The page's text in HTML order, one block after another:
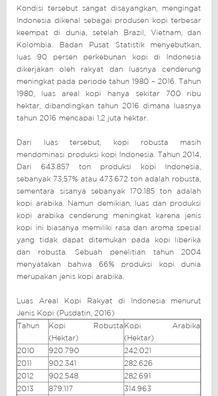
Kondisi tersebut sangat disayangkan, mengingat
Indonesia dikenal sebagai produsen kopi terbesar
keempat di dunia, setelah Brazil, Vietnam, dan
Kolombia. Badan Pusat Statistik menyebutkan,
luas 90 persen perkebunan kopi di Indonesia
dikerjakan oleh rakyat dan luasnya cenderung
meningkat pada periode tahun 1980 – 2016. Tahun
1980, luas areal kopi hanya sekitar 700 ribu
hektar, dibandingkan tahun 2016 dimana luasnya
tahun 2016 mencapai 1,2 juta hektar.
Dari luas tersebut, kopi robusta masih
mendominasi produksi kopi Indonesia. Tahun 2014,
Dari 643.857 ton produksi kopi Indonesia,
sebanyak 73,57% atau 473.672 ton adalah robusta,
sementara sisanya sebanyak 170.185 ton adalah
kopi arabika. Namun demikian, luas dan produksi
kopi arabika cenderung meningkat karena jenis
kopi ini biasanya memiliki rasa dan aroma spesial
yang tidak dapat ditemukan pada kopi liberika
dan robusta. Sebuah penelitian tahun 2004
menyatakan bahwa 66% produksi kopi dunia
merupakan jenis kopi arabika.
Luas Areal Kopi Rakyat di Indonesia menurut
Jenis Kopi (Pusdatin, 2016)
Tahun
Kopi Robusta
(Hektar)
Kopi Arabika
(Hektar)
2010
920.790
242.021
2011
902.341
282.626
2012
902.548
282.691
2013
879.117
314.963